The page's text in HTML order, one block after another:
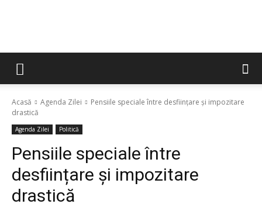
Acasă Agenda Zilei
Pensiile speciale între desființare și impozitare
drastică
Agenda Zilei Politică
Pensiile speciale între
desființare și impozitare
drastică